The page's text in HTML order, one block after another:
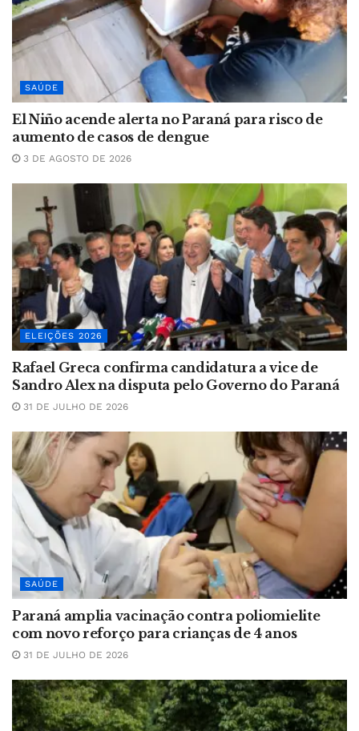
SAÚDE
El Niño acende alerta no Paraná para risco de
aumento de casos de dengue
3 DE AGOSTO DE 2026
ELEIÇÕES 2026
Rafael Greca confirma candidatura a vice de
Sandro Alex na disputa pelo Governo do Paraná
31 DE JULHO DE 2026
SAÚDE
Paraná amplia vacinação contra poliomielite
com novo reforço para crianças de 4 anos
31 DE JULHO DE 2026